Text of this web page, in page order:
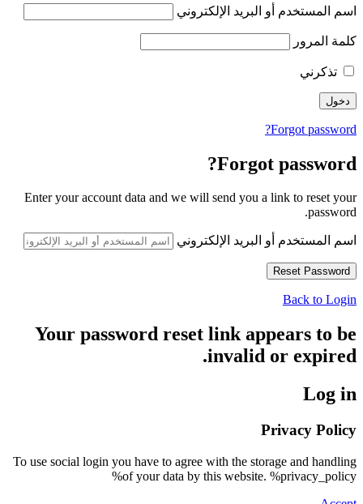
اسم المستخدم أو البريد الإلكتروني
كلمة المرور
تذكرني
Forgot password?
Forgot password?
Enter your account data and we will send you a link to reset your
password.
اسم المستخدم أو البريد الإلكتروني
Back to Login
Your password reset link appears to be
invalid or expired.
Log in
Privacy Policy
To use social login you have to agree with the storage and handling
of your data by this website. %privacy_policy%